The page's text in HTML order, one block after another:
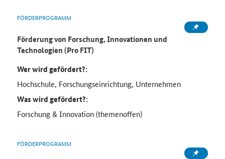
FÖRDERPROGRAMM
Förderung von Forschung, Innovationen und
Technologien (Pro FIT)
Wer wird gefördert?:
Hochschule, Forschungseinrichtung, Unternehmen
Was wird gefördert?:
Forschung & Innovation (themenoffen)
FÖRDERPROGRAMM